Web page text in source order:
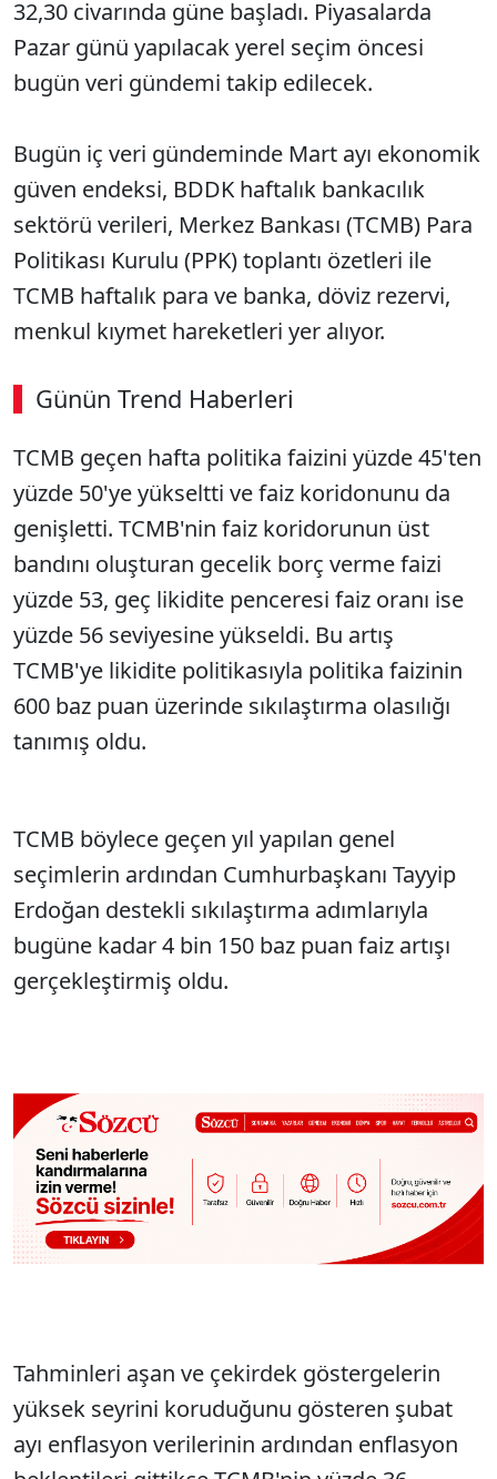
32,30 civarında güne başladı. Piyasalarda
Pazar günü yapılacak yerel seçim öncesi
bugün veri gündemi takip edilecek.
Bugün iç veri gündeminde Mart ayı ekonomik
güven endeksi, BDDK haftalık bankacılık
sektörü verileri, Merkez Bankası (TCMB) Para
Politikası Kurulu (PPK) toplantı özetleri ile
TCMB haftalık para ve banka, döviz rezervi,
menkul kıymet hareketleri yer alıyor.
Günün Trend Haberleri
TCMB geçen hafta politika faizini yüzde 45'ten
yüzde 50'ye yükseltti ve faiz koridonunu da
genişletti. TCMB'nin faiz koridorunun üst
bandını oluşturan gecelik borç verme faizi
yüzde 53, geç likidite penceresi faiz oranı ise
yüzde 56 seviyesine yükseldi. Bu artış
TCMB'ye likidite politikasıyla politika faizinin
600 baz puan üzerinde sıkılaştırma olasılığı
tanımış oldu.
TCMB böylece geçen yıl yapılan genel
seçimlerin ardından Cumhurbaşkanı Tayyip
Erdoğan destekli sıkılaştırma adımlarıyla
bugüne kadar 4 bin 150 baz puan faiz artışı
gerçekleştirmiş oldu.
Tahminleri aşan ve çekirdek göstergelerin
yüksek seyrini koruduğunu gösteren şubat
ayı enflasyon verilerinin ardından enflasyon